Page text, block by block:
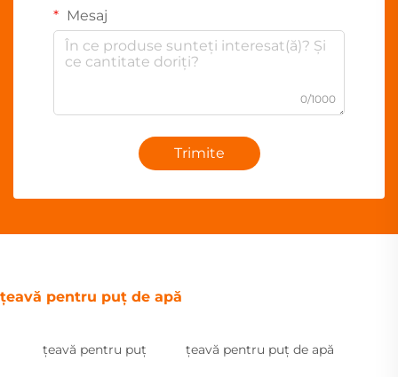
Mesaj
0/1000
Trimite
țeavă pentru puț de apă
țeavă pentru puț țeavă pentru puț de apă